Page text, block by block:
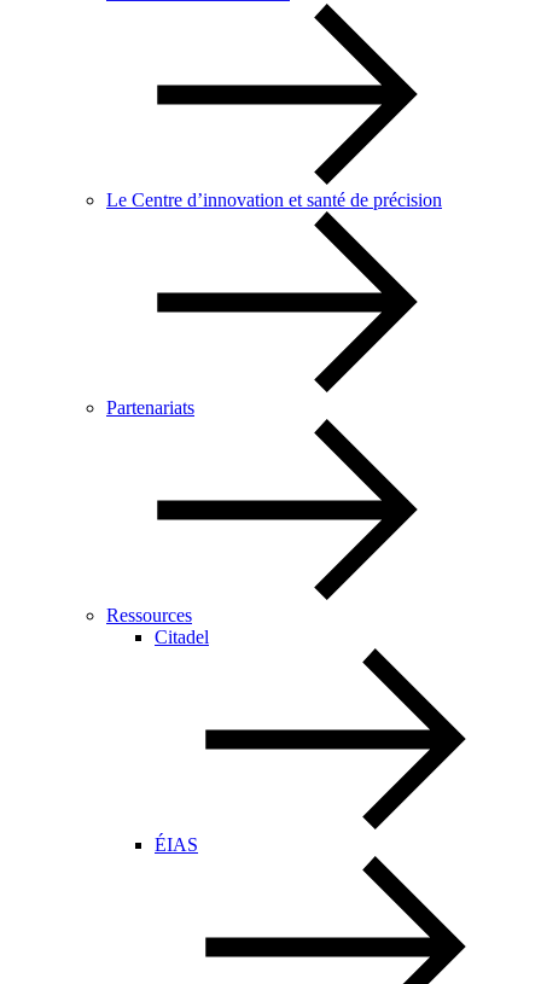
Le Centre d’innovation et santé de précision
Partenariats
Ressources
Citadel
ÉIAS